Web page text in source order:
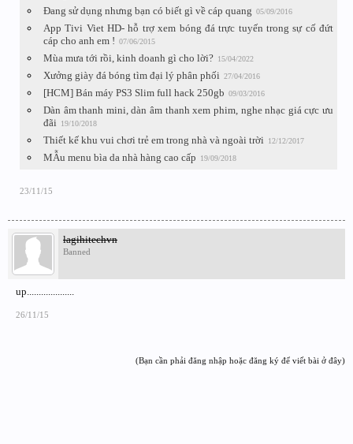
Đang sử dụng nhưng bạn có biết gì về cáp quang 05/09/2016
App Tivi Viet HD- hỗ trợ xem bóng đá trực tuyến trong sự cố đứt
cáp cho anh em ! 07/06/2015
Mùa mưa tới rồi, kinh doanh gì cho lời? 15/04/2022
Xưởng giày đá bóng tìm đại lý phân phối 27/04/2016
[HCM] Bán máy PS3 Slim full hack 250gb 09/03/2016
Dàn âm thanh mini, dàn âm thanh xem phim, nghe nhạc giá cực ưu
đãi
19/10/2018
Thiết kế khu vui chơi trẻ em trong nhà và ngoài trời 12/12/2017
MẪu menu bìa da nhà hàng cao cấp 19/09/2018
23/11/15
lagihitechvn
Banned
up....................
26/11/15
(Bạn cần phải đăng nhập hoặc đăng ký để viết bài ở đây)